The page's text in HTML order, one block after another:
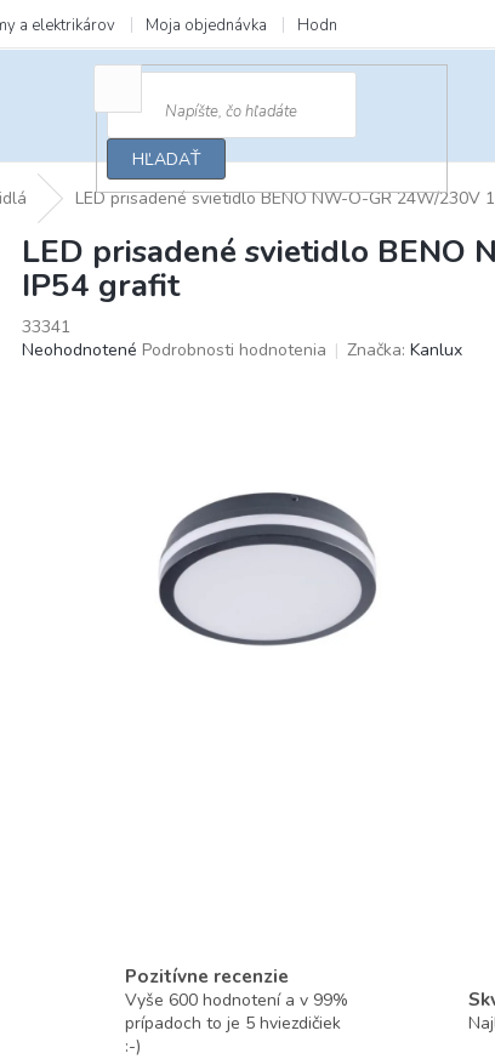
a elektrikárov Moja objednávka Hodnotenie obchodu
HĽADAŤ
LED prisadené svietidlo BENO NW-O-GR 24W/230V
LED prisadené svietidlo
IP54 grafit
33341
Priemerné
Neohodnotené Podrobnosti hodnotenia Značka: Kanlux
Pozitívne recenzie
Vyše 600 hodnotení a v 99%
prípadoch to je 5 hviezdičiek
:-)